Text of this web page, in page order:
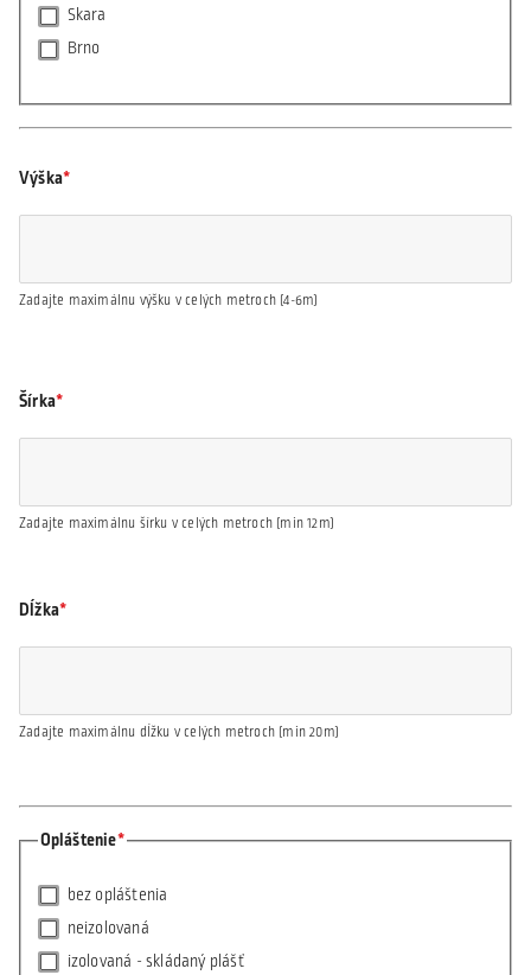
Skara
Brno
Výška
Zadajte maximálnu výšku v celých metroch (4-6m)
Šírka
Zadajte maximálnu šírku v celých metroch (min 12m)
Dĺžka
Zadajte maximálnu dĺžku v celých metroch (min 20m)
Opláštenie
bez opláštenia
neizolovaná
izolovaná - skládaný plášť